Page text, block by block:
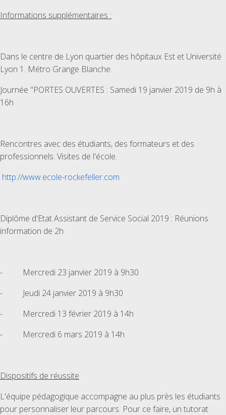
Informations supplémentaires :
Dans le centre de Lyon quartier des hôpitaux Est et Université
Lyon 1. Métro Grange Blanche.
Journée "PORTES OUVERTES : Samedi 19 janvier 2019 de 9h à
16h
Rencontres avec des étudiants, des formateurs et des
professionnels. Visites de l'école.
http://www.ecole-rockefeller.com
Diplôme d'Etat Assistant de Service Social 2019 : Réunions
information de 2h
- Mercredi 23 janvier 2019 à 9h30
- Jeudi 24 janvier 2019 à 9h30
- Mercredi 13 février 2019 à 14h
- Mercredi 6 mars 2019 à 14h
Dispositifs de réussite
L'équipe pédagogique accompagne au plus près les étudiants
pour personnaliser leur parcours. Pour ce faire, un tutorat